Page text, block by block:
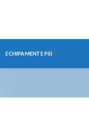
ECHIPAMENTE PSI